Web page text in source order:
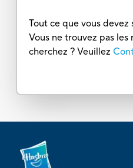
Tout ce que vous
Vous ne trouvez pas les
cherchez ? Veuillez